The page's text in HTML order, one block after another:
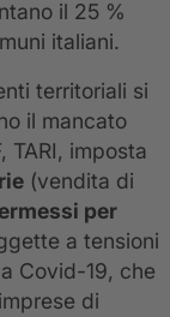
il 25 %
italiani.
territoriali si
il mancato
TARI, imposta
(vendita di
per
a tensioni
Covid-19, che
di